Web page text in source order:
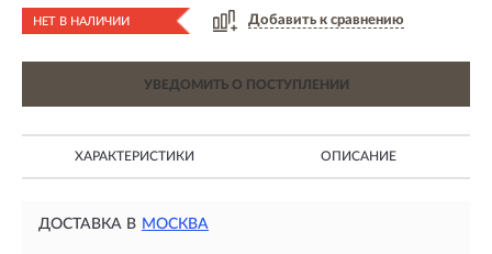
НЕТ В НАЛИЧИИ Добавить к сравнению
УВЕДОМИТЬ О ПОСТУПЛЕНИИ
ХАРАКТЕРИСТИКИ ОПИСАНИЕ
ДОСТАВКА В МОСКВА